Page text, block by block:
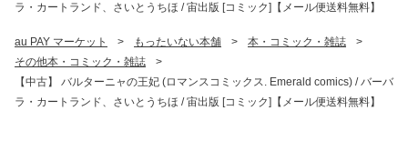
ラ・カートランド、さいとうちほ / 宙出版 [コミック]【メール便送料無料】
au PAY マーケット > もったいない本舗 > 本・コミック・雑誌
>
その他本・コミック・雑誌
>
【中古】 バルターニャの王妃 (ロマンスコミックス. Emerald comics) / バーバ
ラ・カートランド、さいとうちほ / 宙出版 [コミック]【メール便送料無料】